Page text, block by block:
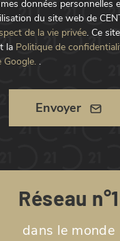
données personnelles
du site web de
de la vie privée. Ce
la Politique de
Google. .
Envoyer
Réseau n°1
dans le monde